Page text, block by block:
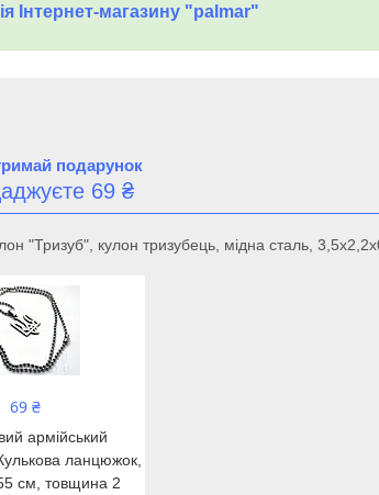
Інтернет-магазину "palmar"
подарунок
69 ₴
"Тризуб", кулон тризубець, мідна сталь,
69 ₴
армійський
ланцюжок,
см, товщина 2